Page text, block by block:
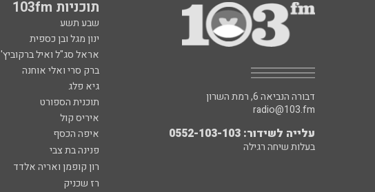
תוכניות 103fm
שבע תשע
ינון מגל ובן כספית
אראל סג"ל ואיל ברקוביץ'
ברק סרי ואלי אוחנה
גיא פלג
תוכנית הספורט
איריס קול
איפה הכסף
פנינה בת צבי
רון קופמן ואריה אלדד
רז שכניק
דבורה הנביאה 6, רמת השרון
radio@103.fm
עלייה לשידור: 0552-103-103
בעלות שיחה רגילה